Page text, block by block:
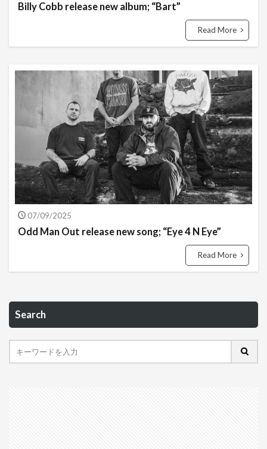
Billy Cobb release new album; “Bart”
Read More
07/09/2025
Odd Man Out release new song; “Eye 4 N Eye”
Read More
Search